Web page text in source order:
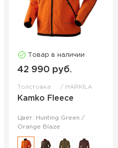
Товар в наличии
42 990 руб.
Толстовка HARKILA
Kamko Fleece
Цвет: Hunting Green /
Orange Blaze